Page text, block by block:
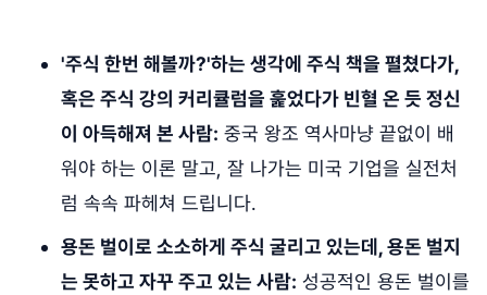
'주식 한번 해볼까?'하는 생각에 주식 책을 펼쳤다가,
혹은 주식 강의 커리큘럼을 훑었다가 빈혈 온 듯 정신
이 아득해져 본 사람: 중국 왕조 역사마냥 끝없이 배
워야 하는 이론 말고, 잘 나가는 미국 기업을 실전처
럼 속속 파헤쳐 드립니다.
용돈 벌이로 소소하게 주식 굴리고 있는데, 용돈 벌지
는 못하고 자꾸 주고 있는 사람: 성공적인 용돈 벌이를